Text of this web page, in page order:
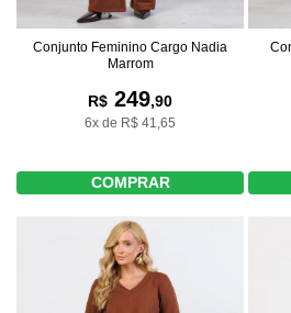
Conjunto Feminino Cargo Nadia
Marrom
R$ 249,90
6x de R$ 41,65
COMPRAR